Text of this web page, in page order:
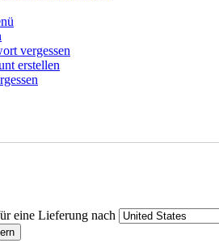
vergessen
erstellen
eine Lieferung nach